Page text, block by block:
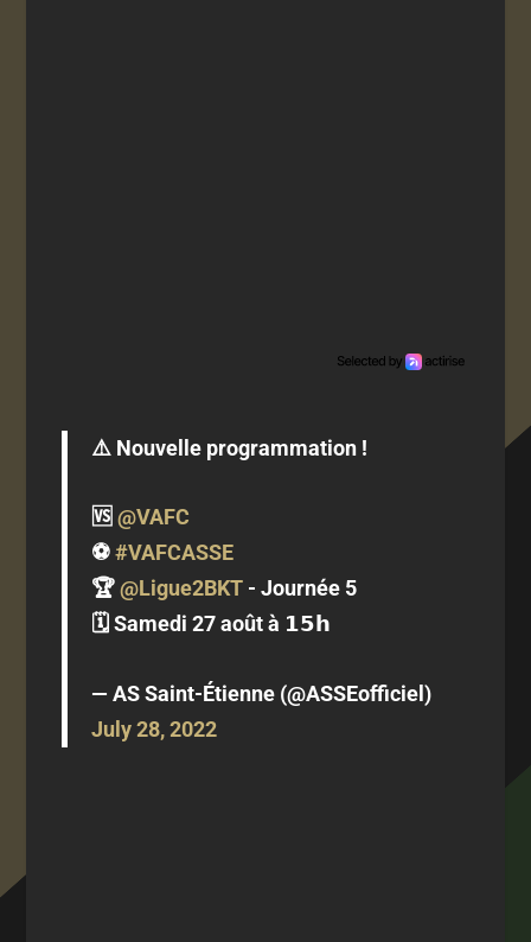
⚠️ Nouvelle programmation !
🆚@VAFC
⚽️#VAFCASSE
🏆@Ligue2BKT - Journée 5
🗓 Samedi 27 août à 𝟭𝟱𝗵
— AS Saint-Étienne (@ASSEofficiel)
July 28, 2022